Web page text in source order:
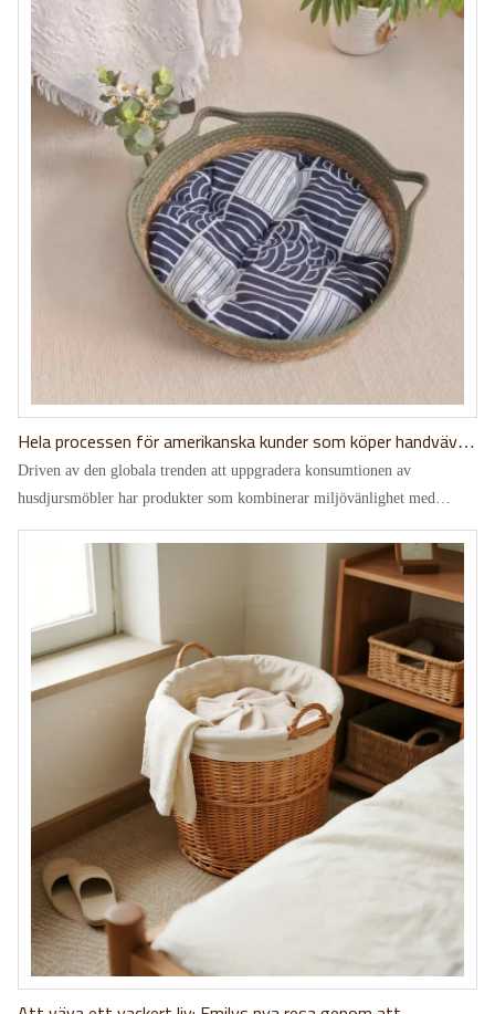
Hela processen för amerikanska kunder som köper handvävda
halmsängar för katter via den officiella webbplatsen
Driven av den globala trenden att uppgradera konsumtionen av
husdjursmöbler har produkter som kombinerar miljövänlighet med
komfort, såsom handvävda kattbäddar i halm, naturliga husdjursmöbler
och tvättbara kattkuddar, blivit populära val för husdjursägare utomlands.